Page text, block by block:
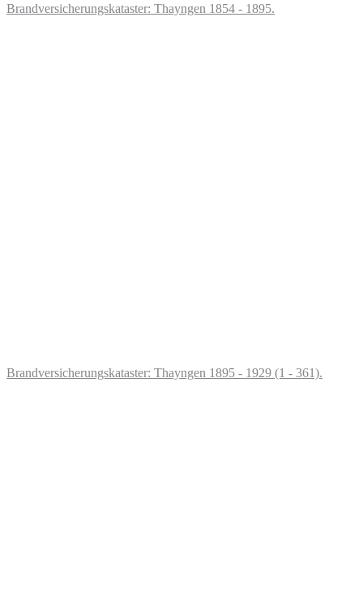
Brandversicherungskataster: Thayngen 1854 - 1895.
Brandversicherungskataster: Thayngen 1895 - 1929 (1 - 361).